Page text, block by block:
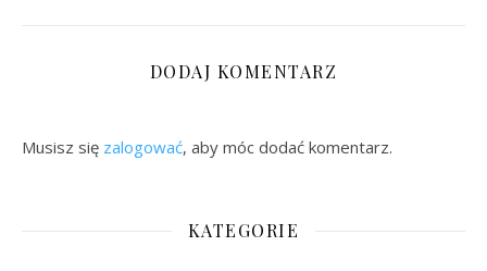
DODAJ KOMENTARZ
Musisz się zalogować, aby móc dodać komentarz.
KATEGORIE